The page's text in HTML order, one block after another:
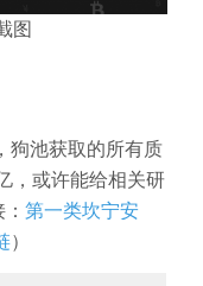
图
狗池获取的所有质
，或许能给相关研
第一类坎宁安
）